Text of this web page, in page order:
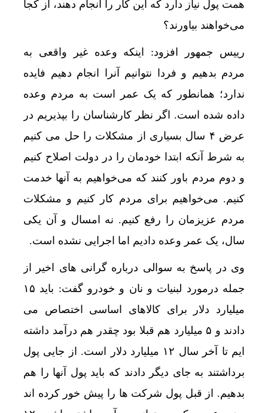
همت پول نیاز دارد که این کار را انجام دهند، از کجا
می‌خواهند بیاورند؟
رییس جمهور افزود: اینکه وعده غیر واقعی به
مردم بدهیم و فردا نتوانیم آنرا انجام دهیم فایده
ندارد؛ همانطور که یک عمر است به مردم وعده
داده شده است. اگر نظر کارشناسان را بپذیریم در
عرض ۴ سال بسیاری از مشکلات را حل می کنیم
به شرط آنکه ابتدا خودمان را در دولت اصلاح کنیم
و دوم مردم باور کنند که می‌خواهیم به آنها خدمت
کنیم. می‌خواهیم برای مردم کار کنیم و مشکلات
مردم عزیزمان را رفع کنیم. نه امسال و آن یکی
سال، یک عمر وعده دادیم اما اجرایی نشده است.
وی در پاسخ به سوالی درباره گرانی های اخیر از
جمله درمورد لبنیات و نان و خودرو گفت: باید ۱۵
میلیارد دلار برای کالاهای اساسی اختصاص می
دادند و ۵ میلیارد هم قبلا بود چقدر هم درآمد داشته
ایم تا آخر سال ۱۲ میلیارد دلار است. از جایی پول
برداشتند به جای دیگر دادند که باید پول آنها را هم
بدهیم. از قبل پول شرکت ها را پیش خور کرده اند